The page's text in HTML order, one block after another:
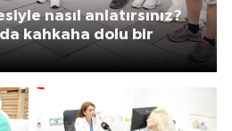
nasıl anlatırsınız?
kahkaha dolu bir